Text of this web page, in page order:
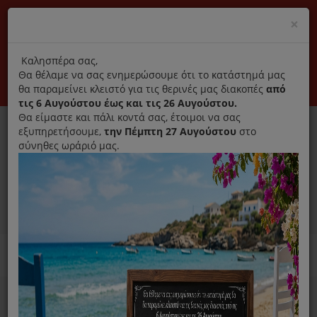
Αποκλειστικά γνήσια ανταλλακτικά
Σύνδεση Εγγραφή Εταιρεία Επικοινωνία
0
Ανταλλακτικά ηλεκτρικών συσκευών MENU
Απολύμανση όλων των
συσκευών και προφύλαξη
εναντίον του Covid 19
×
title
Καλησπέρα σας,
Θα θέλαμε να σας ενημερώσουμε ότι το κατάστημά μας
θα παραμείνει κλειστό για τις θερινές μας διακοπές από
τις 6 Αυγούστου έως και τις 26 Αυγούστου.
Θα είμαστε και πάλι κοντά σας, έτοιμοι να σας
εξυπηρετήσουμε, την Πέμπτη 27 Αυγούστου στο
σύνηθες ωράριό μας.